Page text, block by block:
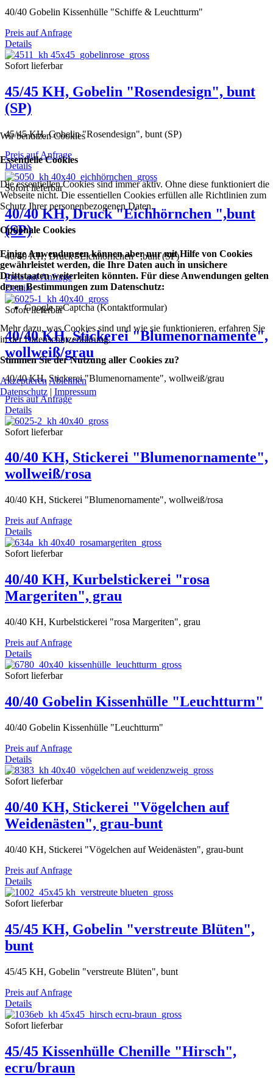
40/40 Gobelin Kissenhülle "Schiffe & Leuchtturm"
Preis auf Anfrage
Details
Sofort lieferbar
45/45 KH, Gobelin "Rosendesign", bunt
(SP)
45/45 KH, Gobelin "Rosendesign", bunt (SP)
Preis auf Anfrage
Details
Sofort lieferbar
40/40 KH, Druck "Eichhörnchen ",bunt
(SP)
40/40 KH, Druck "Eichhörnchen ",bunt (SP)
Preis auf Anfrage
Details
Sofort lieferbar
40/40 KH, Stickerei "Blumenornamente",
wollweiß/grau
40/40 KH, Stickerei "Blumenornamente", wollweiß/grau
Preis auf Anfrage
Details
Sofort lieferbar
40/40 KH, Stickerei "Blumenornamente",
wollweiß/rosa
40/40 KH, Stickerei "Blumenornamente", wollweiß/rosa
Preis auf Anfrage
Details
Sofort lieferbar
40/40 KH, Kurbelstickerei "rosa
Margeriten", grau
40/40 KH, Kurbelstickerei "rosa Margeriten", grau
Preis auf Anfrage
Details
Sofort lieferbar
40/40 Gobelin Kissenhülle "Leuchtturm"
40/40 Gobelin Kissenhülle "Leuchtturm"
Preis auf Anfrage
Details
Sofort lieferbar
40/40 KH, Stickerei "Vögelchen auf
Weidenästen", grau-bunt
40/40 KH, Stickerei "Vögelchen auf Weidenästen", grau-bunt
Preis auf Anfrage
Details
Sofort lieferbar
45/45 KH, Gobelin "verstreute Blüten",
bunt
45/45 KH, Gobelin "verstreute Blüten", bunt
Preis auf Anfrage
Details
Sofort lieferbar
45/45 Kissenhülle Chenille "Hirsch",
ecru/braun
Wir benutzen Cookies
Essentielle Cookies
Die essentiellen Cookies sind immer aktiv. Ohne diese funktioniert die
Webseite nicht. Die essentiellen Cookies erfüllen alle Richtlinien zum
Schutz Ihrer personenbezogenen Daten.
Optionale Cookies
Einige Anwendungen können aber nur mit Hilfe von Cookies
gewährleistet werden, die Ihre Daten auch in unsichere
Drittstaaten weiterleiten könnten. Für diese Anwendungen gelten
deren Bestimmungen zum Datenschutz:
Google reCaptcha (Kontaktformular)
Mehr dazu, was Cookies sind und wie sie funktionieren, erfahren Sie
in der Datenschutzerklärung.
Stimmen Sie der Nutzung aller Cookies zu?
Akzeptieren Ablehnen
Datenschutz | Impressum